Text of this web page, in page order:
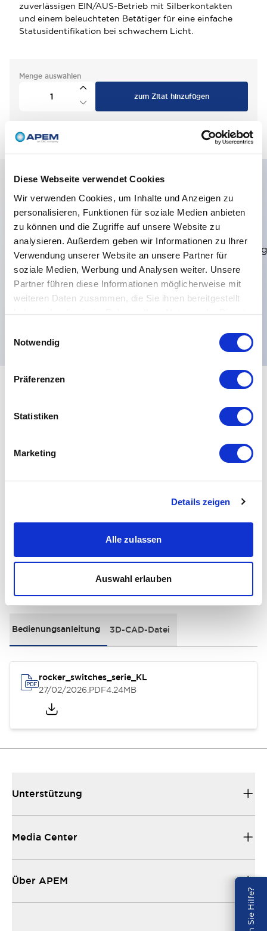
Diese Webseite verwendet Cookies
Wir verwenden Cookies, um Inhalte und Anzeigen zu
personalisieren, Funktionen für soziale Medien anbieten
zu können und die Zugriffe auf unsere Website zu
analysieren. Außerdem geben wir Informationen zu Ihrer
Verwendung unserer Website an unsere Partner für
soziale Medien, Werbung und Analysen weiter. Unsere
Partner führen diese Informationen möglicherweise mit
weiteren Daten zusammen, die Sie ihnen bereitgestellt
haben oder die sie im Rahmen Ihrer Nutzung der Dienste
Notwendig
Präferenzen
Statistiken
Marketing
Details zeigen
Alle zulassen
Auswahl erlauben
zuverlässigen EIN/AUS-Betrieb mit Silberkontakten
und einem beleuchteten Betätiger für eine einfache
Statusidentifikation bei schwachem Licht.
Menge auswählen
zum Zitat hinzufügen
Hauptmerkmale
Anzahl der
B-LEDs:LED 24 V gelb,Bereich A-
Symbole:Differentialsperre,Bereich B-
Symbole:Notfall-Erste-Hilfe-Fahrzeug,Elektrische
Electrical Specifications
Environmental Specifications
General Specifications
Dokumente und Dateien
Bedienungsanleitung 3D-CAD-Datei
rocker_switches_serie_KL
27/02/2026.PDF4.24MB
Unterstützung
Media Center
Über APEM